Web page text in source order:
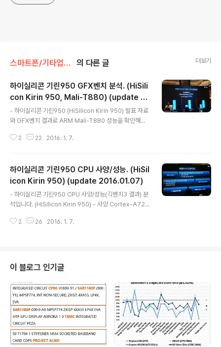
스마트폰/기타업체 ETC 의 다른 글 더보기
하이실리콘 기린950 GFX벤치 분석. (HiSili
con Kirin 950, Mali-T880) (update 2
016.01.07)
- 하이실리콘 기린950 (HiSilicon Kirin 950) 발표 자료
와 GFX벤치 결과로 ARM Mali-T880 성능을 확인해보
benchmark=gfxgen&os=Android&api=gl&D=Hu
웨이에서 기린950를 발표하면서 인터넷상에 사진이 여럿
올라왔지만 여기서는 GPU 성능 관련된 것만 보겠습니다.
Mali-T880MP4 900MHz 맨해튼 오프스크린 18 fps
티렉스 오프스크린 약 34 fps (기린930 GPU 클럭이 68
0MHz 였군요.) GPU 연산성능은 T628MP4 68..
2 22 2016. 1. 7.
하이실리콘 기린950 CPU 사양/성능. (HiSil
icon Kirin 950) (update 2016.01.07)
- 하이실리콘 기린950 CPU 사양/성능(긱벤치3 결과) 분
석입니다. (HiSilicon Kirin 950) - 사양 Cortex-A72
PDDR3/4 지원. Mali-T880MP4 900MHz LTE Cat.
U 얘기는 이전 포스팅 참고. (링크 : 하이실리콘 기린950
GFX벤치 분석. (HiSilicon Kirin 950, Mali-T880)) (링
크 : http://pc.watch.impress.co.jp/docs/news/ev
ent/20160106..
2 26 2016. 1. 7.
이 블로그 인기글